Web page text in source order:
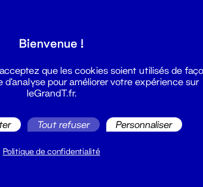
du Grand T :
Bienvenue !
que les cookies soient utilisés de
d'analyse pour améliorer votre expérience sur
leGrandT.fr.
Tout refuser Personnaliser
Politique de confidentialité